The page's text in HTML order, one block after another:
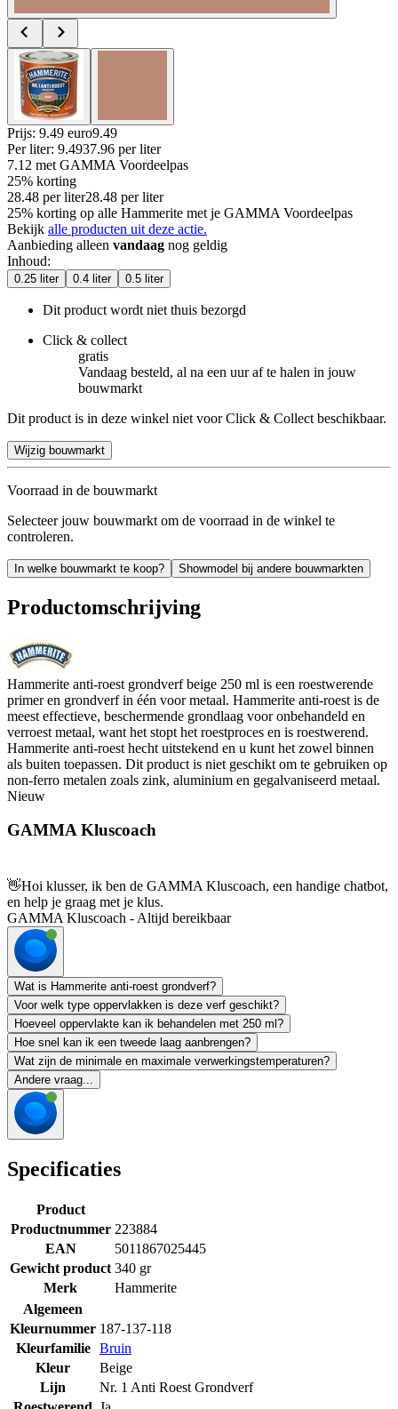
Prijs: 9.49 euro9.49
Per liter: 9.4937.96 per liter
7.12 met GAMMA Voordeelpas
25% korting
28.48 per liter28.48 per liter
25% korting op alle Hammerite met je GAMMA Voordeelpas
Bekijk alle producten uit deze actie.
Aanbieding alleen vandaag nog geldig
Inhoud:
0.25 liter 0.4 liter 0.5 liter
Dit product wordt niet thuis bezorgd
Click & collect
gratis
Vandaag besteld, al na een uur af te halen in jouw
bouwmarkt
Dit product is in deze winkel niet voor Click & Collect beschikbaar.
Wijzig bouwmarkt
Voorraad in de bouwmarkt
Selecteer jouw bouwmarkt om de voorraad in de winkel te
controleren.
In welke bouwmarkt te koop? Showmodel bij andere bouwmarkten
Productomschrijving
Hammerite anti-roest grondverf beige 250 ml is een roestwerende
primer en grondverf in één voor metaal. Hammerite anti-roest is de
meest effectieve, beschermende grondlaag voor onbehandeld en
verroest metaal, want het stopt het roestproces en is roestwerend.
Hammerite anti-roest hecht uitstekend en u kunt het zowel binnen
als buiten toepassen. Dit product is niet geschikt om te gebruiken op
non-ferro metalen zoals zink, aluminium en gegalvaniseerd metaal.
Nieuw
GAMMA Kluscoach
👋Hoi klusser, ik ben de GAMMA Kluscoach, een handige chatbot,
en help je graag met je klus.
GAMMA Kluscoach - Altijd bereikbaar
Wat is Hammerite anti-roest grondverf?
Voor welk type oppervlakken is deze verf geschikt?
Hoeveel oppervlakte kan ik behandelen met 250 ml?
Hoe snel kan ik een tweede laag aanbrengen?
Wat zijn de minimale en maximale verwerkingstemperaturen?
Andere vraag...
Specificaties
Product
Productnummer 223884
EAN
5011867025445
Gewicht product 340 gr
Merk
Hammerite
Algemeen
Kleurnummer 187-137-118
Kleurfamilie
Bruin
Kleur
Beige
Lijn
Nr. 1 Anti Roest Grondverf